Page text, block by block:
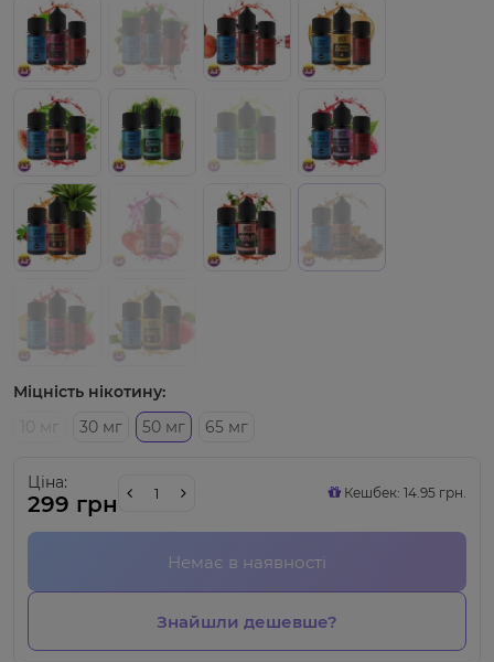
Міцність нікотину:
30 мг 50 мг 65 мг
Ціна:
299 грн Кешбек: 14.95 грн.
Немає в наявності
Знайшли дешевше?